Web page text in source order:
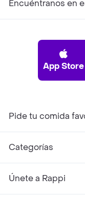
Encuéntranos en
App Store
Pide tu comida
Categorías
Únete a Rappi